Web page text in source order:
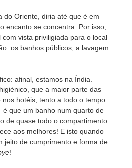
do Oriente, diria até que é em
encanto se concentra. Por isso,
vista priviligiada para o local
os banhos públicos, a lavagem
afinal, estamos na Índia.
que a maior parte das
hotéis, tento a todo o tempo
que um banho num quarto de
de quase todo o compartimento.
aos melhores! E isto quando
jeito de cumprimento e forma de
!